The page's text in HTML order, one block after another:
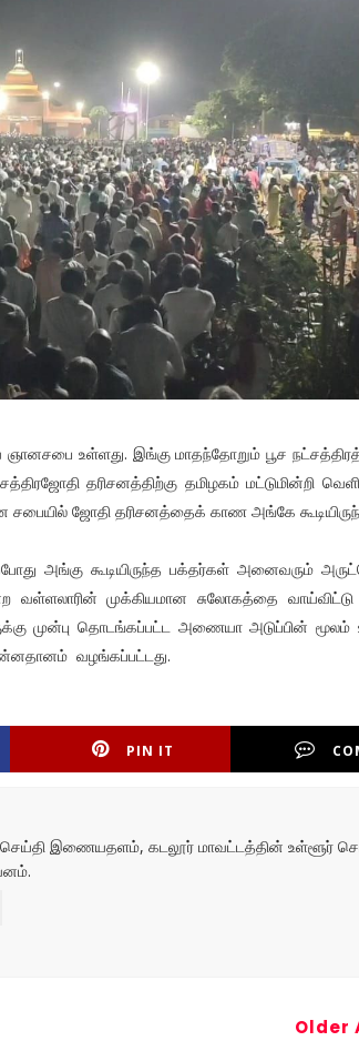
உள்ளது. இங்கு மாதந்தோறும் பூச
தரிசனத்திற்கு தமிழகம் மட்டுமின்றி வெளி
சபையில் ஜோதி தரிசனத்தைக் காண அங்கே
அங்கு கூடியிருந்த பக்தர்கள் அனைவரும்
முக்கியமான சுலோகத்தை வாய்விட்டு
முன்பு தொடங்கப்பட்ட அணையா அடுப்பின் மூலம்
வழங்கப்பட்டது.
PIN IT
செய்தி இணையதளம், கடலூர் மாவட்டத்தின் உள்ளூர்
Older